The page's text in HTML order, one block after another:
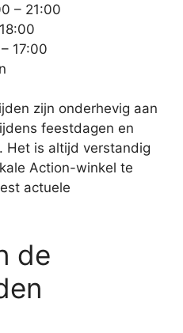
– 21:00
17:00
zijn onderhevig aan
feestdagen en
Het is altijd verstandig
Action-winkel te
actuele
de